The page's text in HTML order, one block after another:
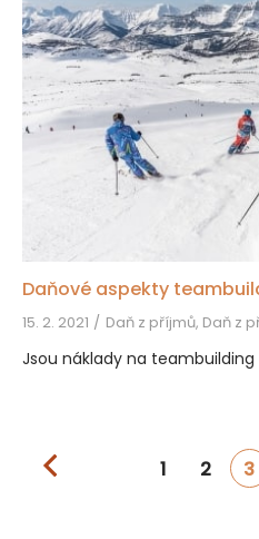
Daňové aspekty
15. 2. 2021 Daň z příjmů, Daň z
Jsou náklady na
1 2 3